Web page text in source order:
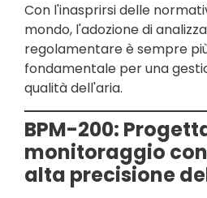
Con l'inasprirsi delle
mondo, l'adozione di
regolamentare è sempre
fondamentale per una
qualità dell'aria.
BPM-200:
monitoraggio
alta precisione